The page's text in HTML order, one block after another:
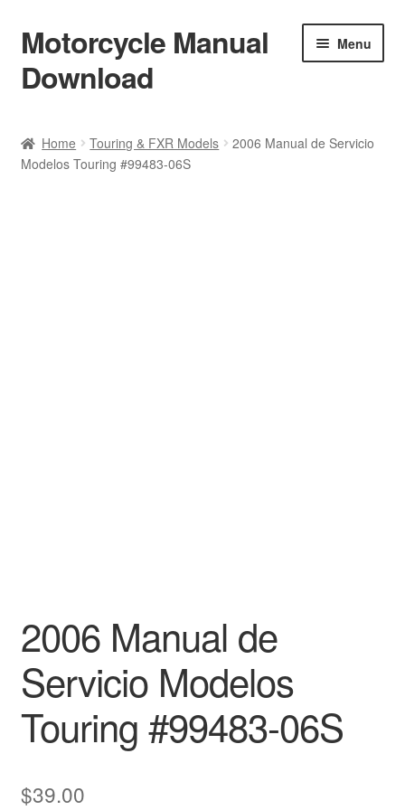
Skip
to
navigation
Skip
to
content
Motorcycle Manual
Download
Menu
Shop
Home Touring & FXR Models
2006 Manual de Servicio
Modelos Touring #99483-06S
2006 Manual de
Servicio Modelos
Touring #99483-06S
$39.00